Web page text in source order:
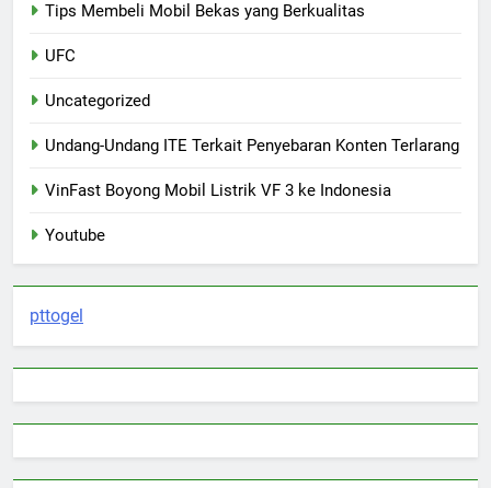
Tips Membeli Mobil Bekas yang Berkualitas
UFC
Uncategorized
Undang-Undang ITE Terkait Penyebaran Konten Terlarang
VinFast Boyong Mobil Listrik VF 3 ke Indonesia
Youtube
pttogel